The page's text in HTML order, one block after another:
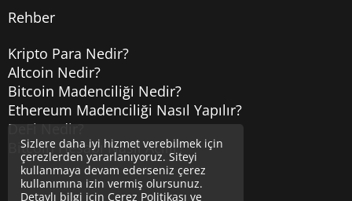
Rehber
Kripto Para Nedir?
Altcoin Nedir?
Bitcoin Madenciliği Nedir?
Ethereum Madenciliği Nasıl Yapılır?
DeFi Nedir?
Bitcoin Hesabı Nasıl Açılır?
Sizlere daha iyi hizmet verebilmek için
çerezlerden yararlanıyoruz. Siteyi
kullanmaya devam ederseniz çerez
kullanımına izin vermiş olursunuz.
Detaylı bilgi için Çerez Politikası ve